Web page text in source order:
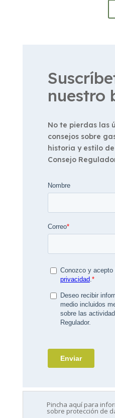
nuestro
No te pierdas las
consejos sobre
historia y estilo
Consejo
Pincha aquí para
sobre protección de